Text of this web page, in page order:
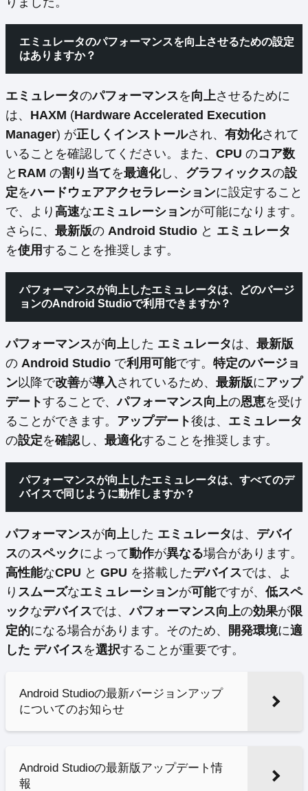
エミュレータのパフォーマンスを向上させるための設定
はありますか？
エミュレータのパフォーマンスを向上させるために
は、 HAXM (Hardware Accelerated Execution
Manager) が正しくインストールされ、 有効化されて
いることを確認してください。また、 CPU のコア数
と RAM の割り当てを最適化し、 グラフィックスの設
定をハードウェアアクセラレーションに設定すること
で、より 高速なエミュレーションが可能になります。
さらに、 最新版の Android Studio と エミュレータ
を使用することを推奨します。
パフォーマンスが向上したエミュレータは、どのバージ
ョンのAndroid Studioで利用できますか？
パフォーマンスが向上 した エミュレータは、 最新版
の Android Studio で利用可能です。 特定のバージョ
ン以降で改善が導入されているため、 最新版にアップ
デートすることで、パフォーマンス向上の恩恵を受け
ることができます。 アップデート後は、 エミュレータ
の設定を確認し、 最適化することを推奨します。
パフォーマンスが向上したエミュレータは、すべてのデ
バイスで同じように動作しますか？
パフォーマンスが向上 した エミュレータは、 デバイ
スのスペックによって動作が異なる場合があります。
高性能なCPU と GPU を搭載したデバイスでは、よ
り スムーズなエミュレーションが可能ですが、 低スペ
ックなデバイスでは、パフォーマンス向上の効果が限
定的になる場合があります。そのため、 開発環境に適
した デバイスを選択することが重要です。
Android Studioの最新バージョンアップ
についてのお知らせ
Android Studioの最新版アップデート情
報